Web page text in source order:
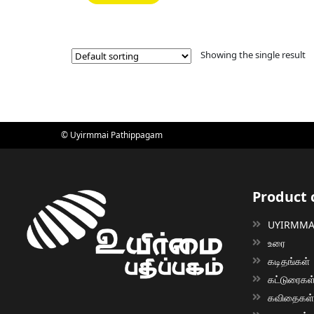
Showing the single result
© Uyirmmai Pathippagam
Product
உரை
கடிதங்கள்
கவிதைகள்